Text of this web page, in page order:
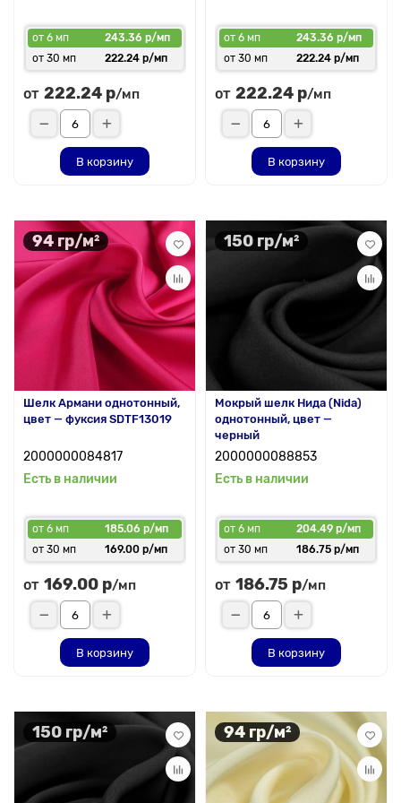
от 6 мп
243.36 р/мп
от 30 мп
222.24 р/мп
от 222.24 р/мп
В корзину
от 6 мп
243.36 р/мп
от 30 мп
222.24 р/мп
от 222.24 р/мп
В корзину
94 гр/м²
Шелк Армани однотонный,
цвет — фуксия SDTF13019
2000000084817
Есть в наличии
от 6 мп
185.06 р/мп
от 30 мп
169.00 р/мп
от 169.00 р/мп
В корзину
150 гр/м²
Мокрый шелк Нида (Nida)
однотонный, цвет —
черный
2000000088853
Есть в наличии
от 6 мп
204.49 р/мп
от 30 мп
186.75 р/мп
от 186.75 р/мп
В корзину
150 гр/м² 94 гр/м²